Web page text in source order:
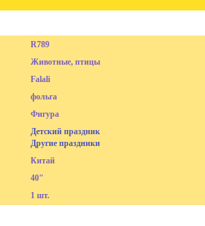
R789
Животные, птицы
Falali
фольга
Фигура
Детский праздник
Другие праздники
Китай
40"
1 шт.